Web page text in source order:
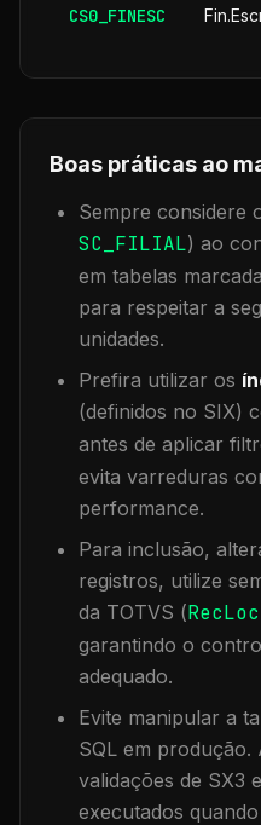
CS0_FINESC
Boas práticas ao
Sempre considere
SC_FILIAL) ao
em tabelas
para respeitar a
unidades.
Prefira utilizar os
(definidos no SIX)
antes de aplicar
evita varreduras
performance.
Para inclusão,
registros, utilize
da TOTVS (
garantindo o
adequado.
Evite manipular a
SQL em produção.
validações de SX3
executados